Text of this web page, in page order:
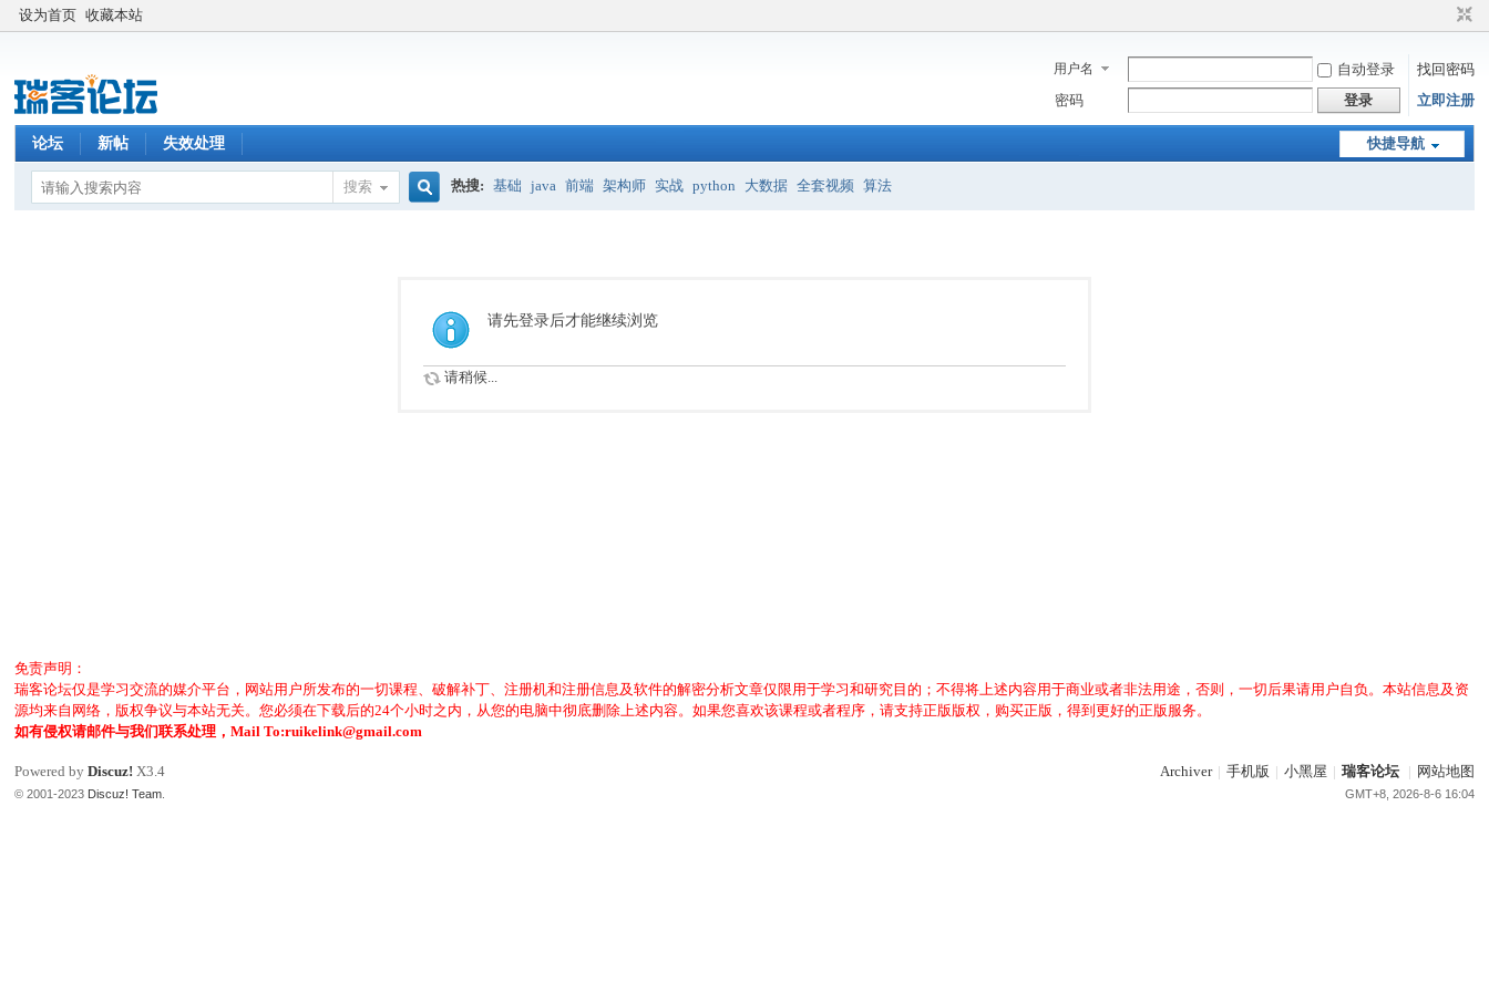
设为首页 收藏本站
用户名 自动登录
找回密码
密码
登录 立即注册
快捷导航
论坛 新帖 失效处理
搜索 热搜: 基础 java 前端 架构师 实战 python 大数据 全套视频 算法
请先登录后才能继续浏览
请稍候...
免责声明：
瑞客论坛仅是学习交流的媒介平台，网站用户所发布的一切课程、破解补丁、注册机和注册信息及软件的解密分析文章仅限用于学习和研究目的；不得将上述内容用于商业或者非法用途，否则，一切后果请用户自负。本站信息及资
源均来自网络，版权争议与本站无关。您必须在下载后的24个小时之内，从您的电脑中彻底删除上述内容。如果您喜欢该课程或者程序，请支持正版版权，购买正版，得到更好的正版服务。
如有侵权请邮件与我们联系处理，Mail To:ruikelink@gmail.com
Archiver | 手机版 | 小黑屋 | 瑞客论坛 | 网站地图
GMT+8, 2026-8-6 16:04
Powered byDiscuz! X3.4
© 2001-2023 Discuz! Team